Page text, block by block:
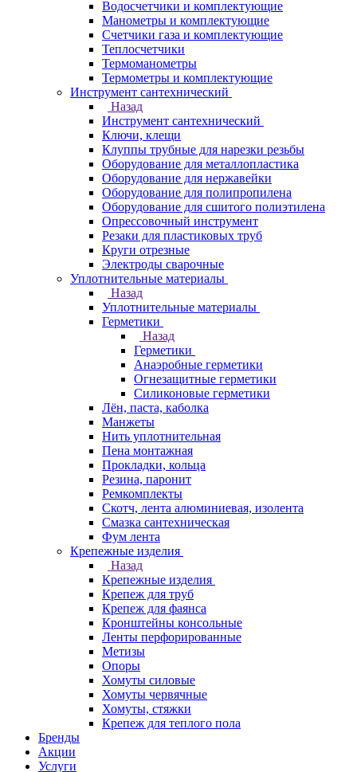
Водосчетчики и комплектующие
Манометры и комплектующие
Счетчики газа и комплектующие
Теплосчетчики
Термоманометры
Термометры и комплектующие
Инструмент сантехнический
Назад
Инструмент сантехнический
Ключи, клещи
Клуппы трубные для нарезки резьбы
Оборудование для металлопластика
Оборудование для нержавейки
Оборудование для полипропилена
Оборудование для сшитого полиэтилена
Опрессовочный инструмент
Резаки для пластиковых труб
Круги отрезные
Электроды сварочные
Уплотнительные материалы
Назад
Уплотнительные материалы
Герметики
Назад
Герметики
Анаэробные герметики
Огнезащитные герметики
Силиконовые герметики
Лён, паста, каболка
Манжеты
Нить уплотнительная
Пена монтажная
Прокладки, кольца
Резина, паронит
Ремкомплекты
Скотч, лента алюминиевая, изолента
Смазка сантехническая
Фум лента
Крепежные изделия
Назад
Крепежные изделия
Крепеж для труб
Крепеж для фаянса
Кронштейны консольные
Ленты перфорированные
Метизы
Опоры
Хомуты силовые
Хомуты червячные
Хомуты, стяжки
Крепеж для теплого пола
Бренды
Акции
Услуги